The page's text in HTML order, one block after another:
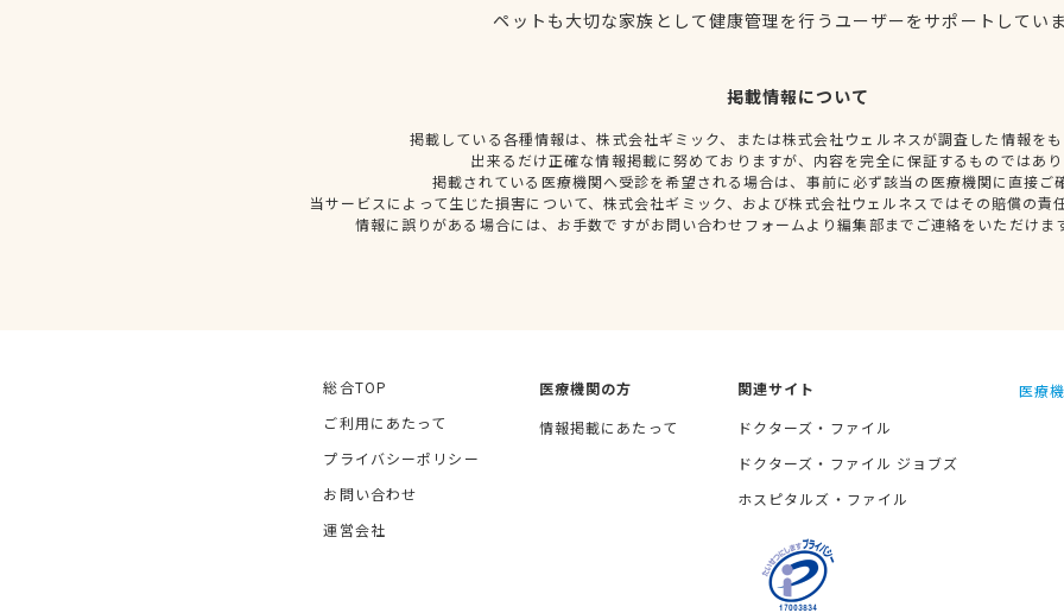
ペットも大切な家族として健康管理を行うユーザーをサポートしてい
掲載情報について
掲載している各種情報は、株式会社ギミック、または株式会社ウェルネスが調査した情報を
出来るだけ正確な情報掲載に努めておりますが、内容を完全に保証するものではあ
掲載されている医療機関へ受診を希望される場合は、事前に必ず該当の医療機関に直接ご
当サービスによって生じた損害について、株式会社ギミック、および株式会社ウェルネスではその賠償の責
情報に誤りがある場合には、お手数ですがお問い合わせフォームより編集部までご連絡をいただけま
総合TOP
ご利用にあたって
プライバシーポリシー
お問い合わせ
運営会社
医療機関の方
情報掲載にあたって
関連サイト
ドクターズ・ファイル
ドクターズ・ファイル ジョブズ
ホスピタルズ・ファイル
医療